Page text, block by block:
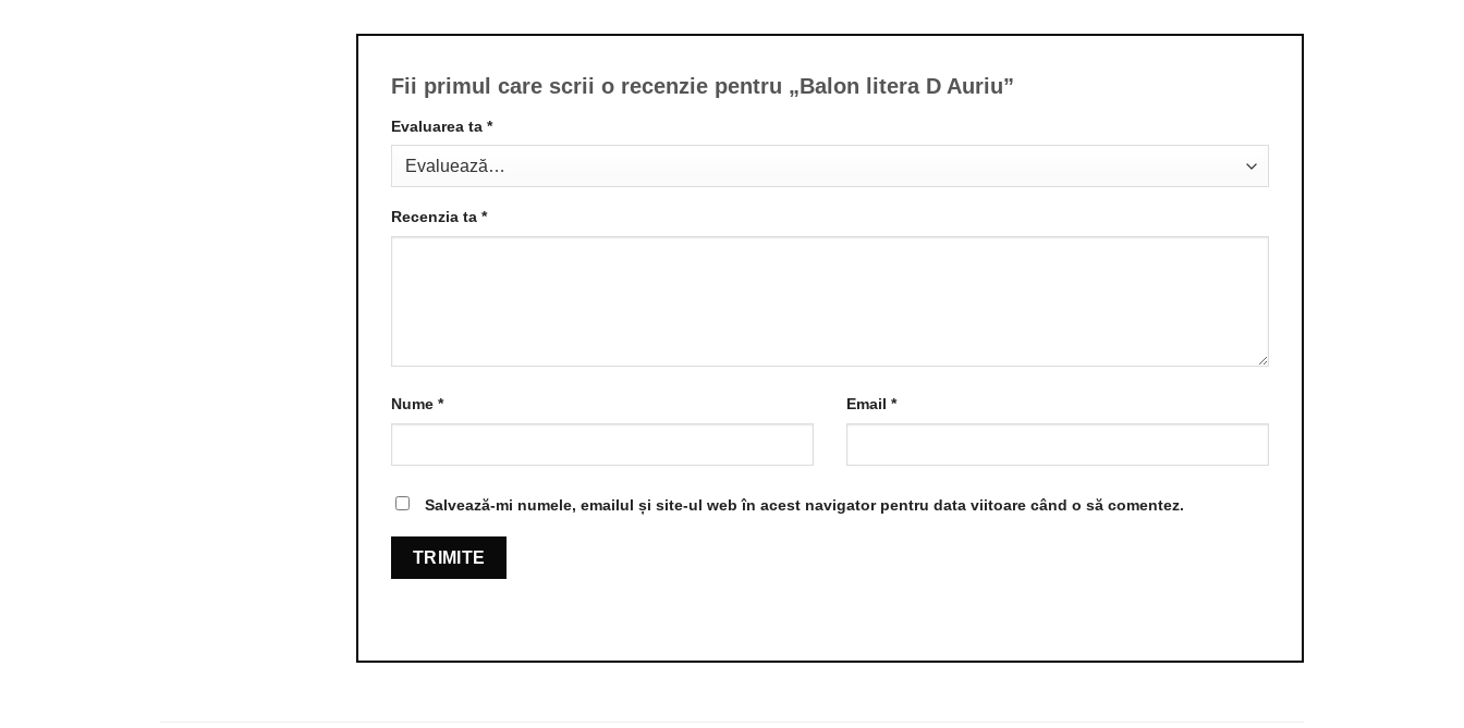
Fii primul care scrii o recenzie pentru „Balon litera D Auriu”
Evaluarea ta *
Recenzia ta *
Nume * Email *
Salvează-mi numele, emailul și site-ul web în acest navigator pentru data viitoare când o să comentez.